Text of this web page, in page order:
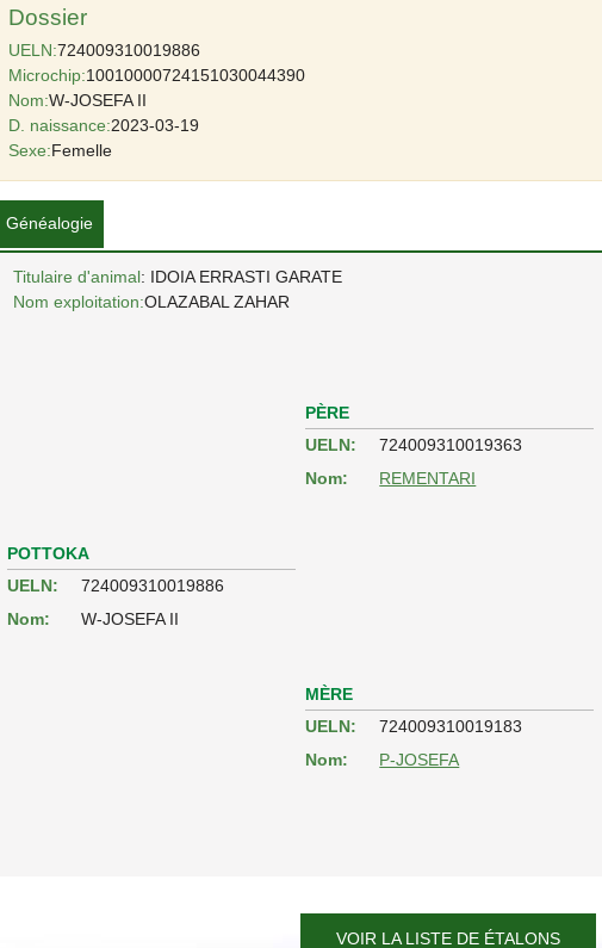
Dossier
UELN:724009310019886
Microchip:10010000724151030044390
Nom:W-JOSEFA II
D. naissance:2023-03-19
Sexe:Femelle
Généalogie
Titulaire d'animal: IDOIA ERRASTI GARATE
Nom exploitation:OLAZABAL ZAHAR
POTTOKA
UELN:
724009310019886
Nom:
W-JOSEFA II
PÈRE
UELN:
724009310019363
Nom:
REMENTARI
MÈRE
UELN:
724009310019183
Nom:
P-JOSEFA
VOIR LA LISTE DE ÉTALONS